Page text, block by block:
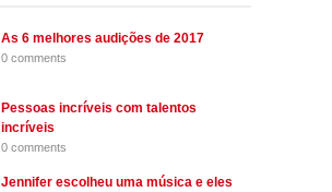
As 6 melhores audições de 2017
0 comments
Pessoas incríveis com talentos
incríveis
0 comments
Jennifer escolheu uma música e eles